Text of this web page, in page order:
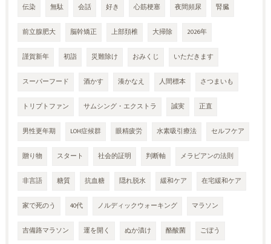
伝染 無駄 会話 好き 心筋梗塞 夜間頻尿 腎臓
前立腺肥大 脳幹矯正 上部頚椎 大掃除 2026年
謹賀新年 初詣 災難除け おみくじ いただきます
スーパーフード 酒かす 湊かなえ 人間標本 さつまいも
トリプトファン サムシング・エクストラ 誠実 正直
男性更年期 LOH症候群 眼精疲労 水素吸引療法 セルフケア
贈り物 スタート 社会的証明 判断軸 メラビアンの法則
非言語 糖質 抗血糖 隠れ脱水 緩和ケア 在宅緩和ケア
家で死のう 40代 ノルディックウォーキング マラソン
吉備路マラソン 運を開く ぬか漬け 酪酸菌 ごぼう